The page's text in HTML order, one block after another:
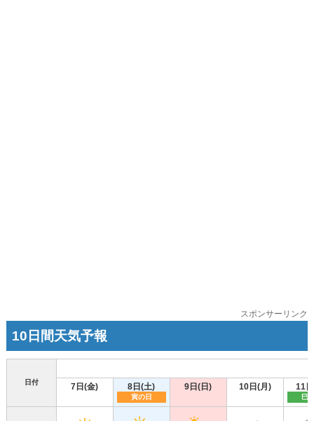
スポンサーリンク
10日間天気予報
日付 7日(金) 8日(土)
寅の日
9日(日) 10日(月) 11
巳